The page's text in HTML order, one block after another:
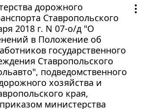
дорожного
Ставропольского
2018 г. N 07-о/д "О
в Положение об
государственного
Ставропольского
подведомственного
хозяйства и
края,
министерства